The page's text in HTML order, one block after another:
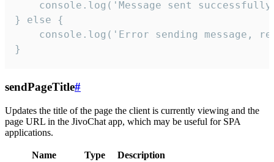
console.log('Message sent
} else {
console.log('Error sending message,
}
sendPageTitle#
Updates the title of the page the client is currently viewing and the
page URL in the JivoChat app, which may be useful for SPA
applications.
Name Type
Description